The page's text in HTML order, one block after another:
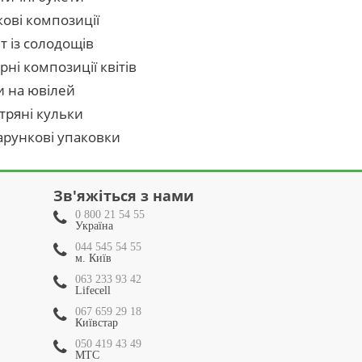
композиції
із солодощів
композиції квітів
на ювілей
кульки
упаковки
Зв'яжіться з нами
0 800 21 54 55
Україна
044 545 54 55
м. Київ
063 233 93 42
Lifecell
067 659 29 18
Київстар
050 419 43 49
МТС